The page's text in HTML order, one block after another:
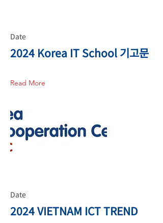
Date
2024 Korea IT School 기고문
Read More
Date
2024 VIETNAM ICT TREND